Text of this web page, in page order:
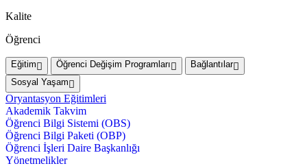
Kalite
Öğrenci
Eğitim Öğrenci Değişim Programları
Bağlantılar
Sosyal Yaşam
Oryantasyon Eğitimleri
Akademik Takvim
Öğrenci Bilgi Sistemi (OBS)
Öğrenci Bilgi Paketi (OBP)
Öğrenci İşleri Daire Başkanlığı
Yönetmelikler